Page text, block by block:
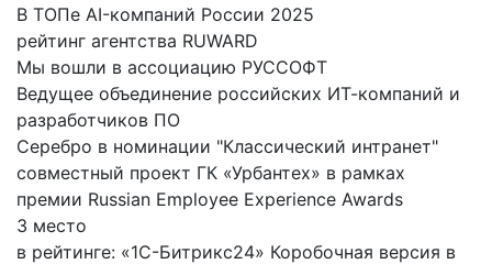
В ТОПе AI-компаний России 2025
рейтинг агентства RUWARD
Мы вошли в ассоциацию РУССОФТ
Ведущее объединение российских ИТ-компаний и
разработчиков ПО
Серебро в номинации "Классический интранет"
совместный проект ГК «Урбантех» в рамках
премии Russian Employee Experience Awards
3 место
в рейтинге: «1С-Битрикс24» Коробочная версия в